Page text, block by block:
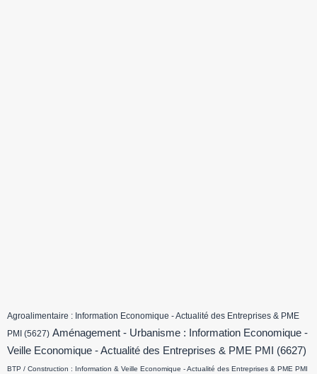
Agroalimentaire : Information Economique - Actualité des Entreprises & PME
PMI (5627) Aménagement - Urbanisme : Information Economique -
Veille Economique - Actualité des Entreprises & PME PMI
(6627)
BTP / Construction : Information & Veille Economique - Actualité des Entreprises & PME PMI